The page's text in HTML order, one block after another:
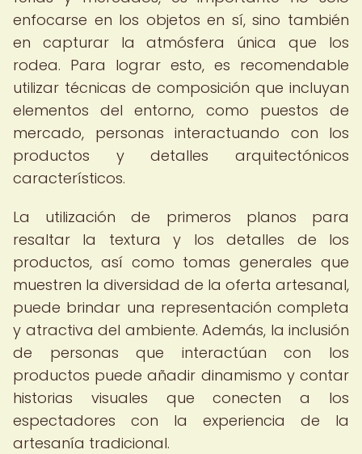
enfocarse en los objetos en sí, sino también
en capturar la atmósfera única que los
rodea. Para lograr esto, es recomendable
utilizar técnicas de composición que incluyan
elementos del entorno, como puestos de
mercado, personas interactuando con los
productos y detalles arquitectónicos
característicos.
La utilización de primeros planos para
resaltar la textura y los detalles de los
productos, así como tomas generales que
muestren la diversidad de la oferta artesanal,
puede brindar una representación completa
y atractiva del ambiente. Además, la inclusión
de personas que interactúan con los
productos puede añadir dinamismo y contar
historias visuales que conecten a los
espectadores con la experiencia de la
artesanía tradicional.